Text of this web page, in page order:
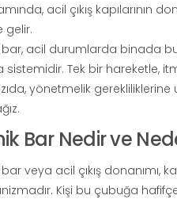
acil çıkış
gelir.
bar, acil durumlarda binada
Tek bir hareketle,
yönetmelik
Bar Nedir ve
bar veya acil çıkış donanımı,
Kişi bu çubuğa